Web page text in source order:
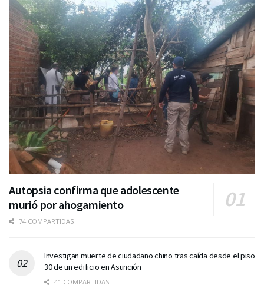
Autopsia confirma que adolescente
murió por ahogamiento
74 COMPARTIDAS
Investigan muerte de ciudadano chino tras caída desde el piso
30 de un edificio en Asunción
41 COMPARTIDAS